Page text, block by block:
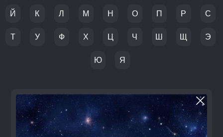
Й К Л М Н О П Р С
Т У Ф Х Ц Ч Ш Щ Э
Ю Я